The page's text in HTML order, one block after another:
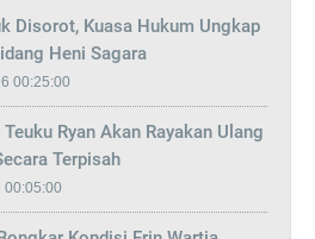
Disorot, Kuasa Hukum Ungkap
Heni Sagara
00:25:00
Ryan Akan Rayakan Ulang
Terpisah
00:05:00